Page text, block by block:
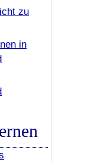
zu
in